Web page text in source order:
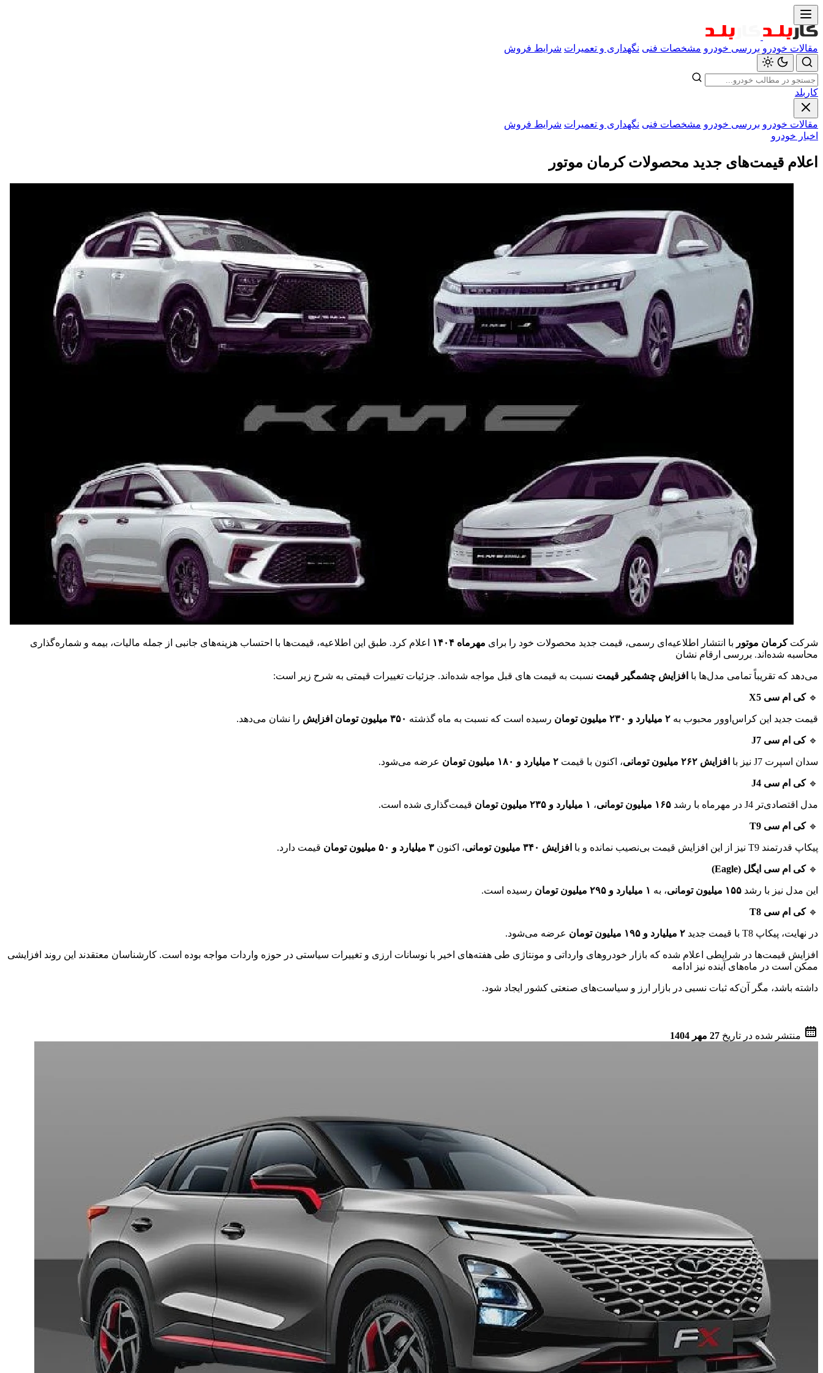
مقالات خودرو بررسی خودرو مشخصات فنی نگهداری و تعمیرات شرایط فروش
کاربلد
مقالات خودرو بررسی خودرو مشخصات فنی نگهداری و تعمیرات شرایط فروش
اخبار خودرو
اعلام قیمت‌های جدید محصولات کرمان موتور
شرکتکرمان موتور با انتشار اطلاعیه‌ای رسمی، قیمت جدید محصولات خود را برای مهرماه ۱۴۰۴
اعلام کرد. طبق این اطلاعیه، قیمت‌ها با احتساب هزینه‌های جانبی از جمله مالیات، بیمه و شماره‌گذاری
محاسبه شده‌اند. بررسی ارقام نشان
می‌دهد که تقریباً تمامی مدل‌ها با افزایش چشمگیر قیمت نسبت به قیمت های قبل مواجه شده‌اند. جزئیات تغییرات قیمتی به شرح زیر است:
🔹کی ام سی X5
قیمت جدید این کراس‌اوور محبوب به ۲ میلیارد و ۲۳۰ میلیون تومان رسیده است که نسبت به ماه گذشته ۳۵۰ میلیون تومان افزایش را نشان می‌دهد.
🔹کی ام سی J7
سدان اسپرت J7 نیز با افزایش ۲۶۲ میلیون تومانی ، اکنون با قیمت ۲ میلیارد و ۱۸۰ میلیون تومان عرضه می‌شود.
🔹کی ام سی J4
مدل اقتصادی‌تر J4 در مهرماه با رشد ۱۶۵ میلیون تومانی ، ۱ میلیارد و ۲۳۵ میلیون تومان قیمت‌گذاری شده است.
🔹کی ام سی T9
پیکاپ قدرتمند T9 نیز از این افزایش قیمت بی‌نصیب نمانده و با افزایش ۳۴۰ میلیون تومانی ، اکنون ۳ میلیارد و ۵۰ میلیون تومان قیمت دارد.
🔹کی ام سی ایگل (Eagle)
این مدل نیز با رشد ۱۵۵ میلیون تومانی ، به ۱ میلیارد و ۲۹۵ میلیون تومان رسیده است.
🔹کی ام سی T8
در نهایت، پیکاپ T8 با قیمت جدید ۲ میلیارد و ۱۹۵ میلیون تومان عرضه می‌شود.
افزایش قیمت‌ها در شرایطی اعلام شده که بازار خودروهای وارداتی و مونتاژی طی هفته‌های اخیر با نوسانات ارزی و تغییرات سیاستی در حوزه واردات مواجه بوده است. کارشناسان معتقدند این روند افزایشی
ممکن است در ماه‌های آینده نیز ادامه
داشته باشد، مگر آن‌که ثبات نسبی در بازار ارز و سیاست‌های صنعتی کشور ایجاد شود.
منتشر شده در تاریخ 27 مهر 1404